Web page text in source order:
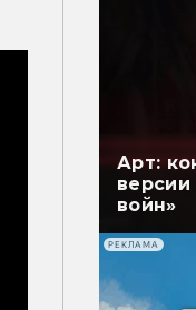
Арт:
версии
войн»
РЕКЛАМА